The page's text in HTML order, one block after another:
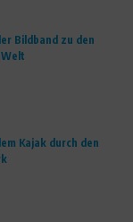
Bildband zu den
Kajak durch den